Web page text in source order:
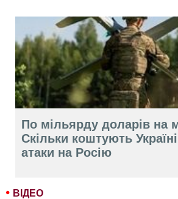
ВІДЕО
По мільярду доларів на
Скільки коштують Україні
атаки на Росію